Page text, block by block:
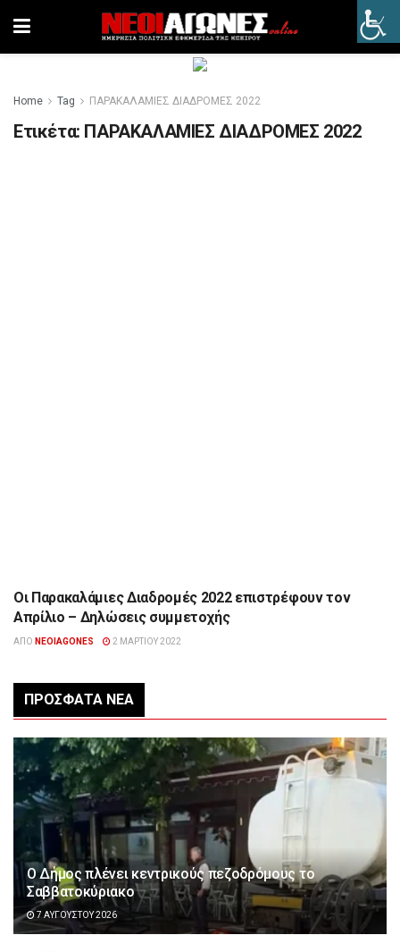
Home Tag ΠΑΡΑΚΑΛΑΜΙΕΣ ΔΙΑΔΡΟΜΕΣ 2022
Ετικέτα: ΠΑΡΑΚΑΛΑΜΙΕΣ ΔΙΑΔΡΟΜΕΣ 2022
ΑΘΛΗΤΙΣΜΌΣ
Οι Παρακαλάμιες Διαδρομές 2022 επιστρέφουν τον
Απρίλιο – Δηλώσεις συμμετοχής
ΑΠΌ NEOIAGONES 2 ΜΑΡΤΊΟΥ 2022
ΠΡΌΣΦΑΤΑ ΝΈΑ
Ο Δήμος πλένει κεντρικούς πεζοδρόμους το
Σαββατοκύριακο
7 ΑΥΓΟΎΣΤΟΥ 2026